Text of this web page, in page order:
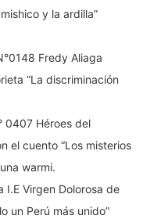
y la ardilla”
Fredy Aliaga
“La discriminación
0407 Héroes del
el cuento “Los misterios
warmi.
I.E Virgen Dolorosa de
un Perú más unido”